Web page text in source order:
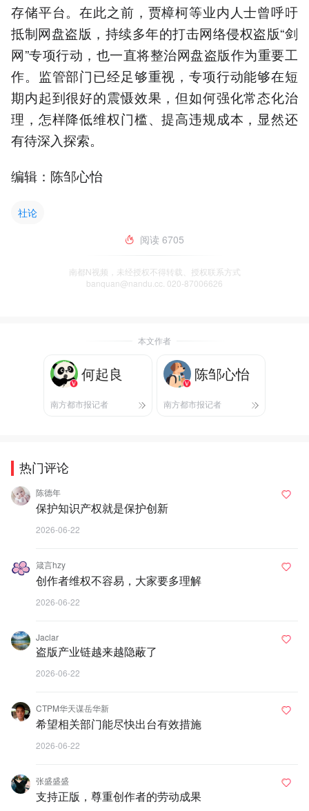
存储平台。在此之前，贾樟柯等业内人士曾呼吁
抵制网盘盗版，持续多年的打击网络侵权盗版“剑
网”专项行动，也一直将整治网盘盗版作为重要工
作。监管部门已经足够重视，专项行动能够在短
期内起到很好的震慑效果，但如何强化常态化治
理，怎样降低维权门槛、提高违规成本，显然还
有待深入探索。
编辑：陈邹心怡
社论
阅读 6705
南都N视频，未经授权不得转载、授权联系方式
banquan@nandu.cc. 020-87006626
本文作者
何起良
南方都市报记者
陈邹心怡
南方都市报记者
热门评论
陈德年
保护知识产权就是保护创新
2026-06-22
箴言hzy
创作者维权不容易，大家要多理解
2026-06-22
Jaclar
盗版产业链越来越隐蔽了
2026-06-22
CTPM华天谋岳华新
希望相关部门能尽快出台有效措施
2026-06-22
张盛盛盛
支持正版，尊重创作者的劳动成果